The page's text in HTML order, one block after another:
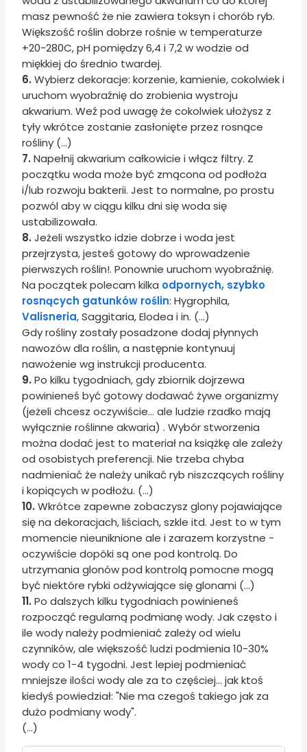
masz pewność że nie zawiera toksyn i chorób ryb.
Większość roślin dobrze rośnie w temperaturze
+20-280C, pH pomiędzy 6,4 i 7,2 w wodzie od
miękkiej do średnio twardej.
6. Wybierz dekoracje: korzenie, kamienie, cokolwiek i
uruchom wyobraźnię do zrobienia wystroju
akwarium. Weź pod uwagę że cokolwiek ułożysz z
tyły wkrótce zostanie zasłonięte przez rosnące
rośliny (...)
7. Napełnij akwarium całkowicie i włącz filtry. Z
początku woda może być zmącona od podłoża
i/lub rozwoju bakterii. Jest to normalne, po prostu
pozwól aby w ciągu kilku dni się woda się
ustabilizowała.
8. Jeżeli wszystko idzie dobrze i woda jest
przejrzysta, jesteś gotowy do wprowadzenie
pierwszych roślin!. Ponownie uruchom wyobraźnię.
Na początek polecam kilka odpornych, szybko
rosnących gatunków roślin: Hygrophila,
Valisneria, Saggitaria, Elodea i in. (...)
Gdy rośliny zostały posadzone dodaj płynnych
nawozów dla roślin, a następnie kontynuuj
nawożenie wg instrukcji producenta.
9. Po kilku tygodniach, gdy zbiornik dojrzewa
powinieneś być gotowy dodawać żywe organizmy
(jeżeli chcesz oczywiście... ale ludzie rzadko mają
wyłącznie roślinne akwaria) . Wybór stworzenia
można dodać jest to materiał na książkę ale zależy
od osobistych preferencji. Nie trzeba chyba
nadmieniać że należy unikać ryb niszczących rośliny
i kopiących w podłożu. (...)
10. Wkrótce zapewne zobaczysz glony pojawiające
się na dekoracjach, liściach, szkle itd. Jest to w tym
momencie nieuniknione ale i zarazem korzystne -
oczywiście dopóki są one pod kontrolą. Do
utrzymania glonów pod kontrolą pomocne mogą
być niektóre rybki odżywiające się glonami (...)
11. Po dalszych kilku tygodniach powinieneś
rozpocząć regularną podmianę wody. Jak często i
ile wody należy podmieniać zależy od wielu
czynników, ale większość ludzi podmienia 10-30%
wody co 1-4 tygodni. Jest lepiej podmieniać
mniejsze ilości wody ale za to częściej... jak ktoś
kiedyś powiedział: "Nie ma czegoś takiego jak za
dużo podmiany wody".
(...)